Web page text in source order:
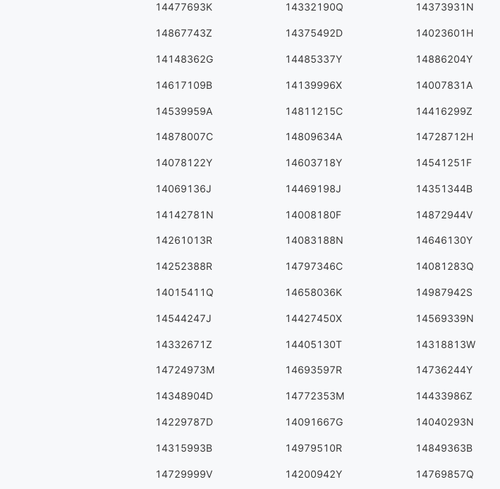
14477693K 14332190Q 14373931N
14867743Z 14375492D 14023601H
14148362G 14485337Y 14886204Y
14617109B 14139996X 14007831A
14539959A 14811215C 14416299Z
14878007C 14809634A 14728712H
14078122Y 14603718Y 14541251F
14069136J 14469198J 14351344B
14142781N 14008180F 14872944V
14261013R 14083188N 14646130Y
14252388R 14797346C 14081283Q
14015411Q 14658036K 14987942S
14544247J 14427450X 14569339N
14332671Z 14405130T 14318813W
14724973M 14693597R 14736244Y
14348904D 14772353M 14433986Z
14229787D 14091667G 14040293N
14315993B 14979510R 14849363B
14729999V 14200942Y 14769857Q